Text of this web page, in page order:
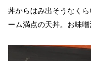
丼からはみ出そうなく
ーム満点の天丼。お味